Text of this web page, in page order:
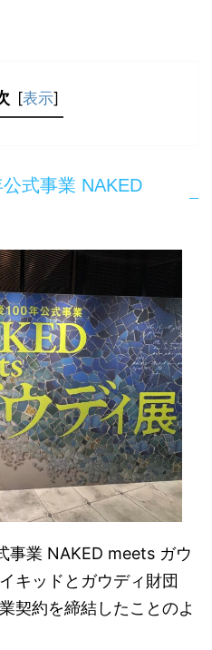
[表示]
式事業 NAKED
事業 NAKED meets ガウ
キッドとガウディ財団
契約を締結したことのよ